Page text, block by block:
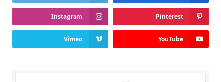
Pinterest
Instagram
YouTube
Vimeo